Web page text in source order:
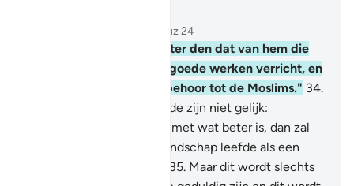
Hoofdstuk 41, Pagina 480, Juz 24
En wiens woord is beter den dat van hem die
oproept tot Allah en die goede werken verricht, en
die zegt: "Voorwaar, ik behoor tot de Moslims." 34.
En het goede en het kwade zijn niet gelijk:
beantwoord (het kwade) met wat beter is, dan zal
degene met wie je in vijandschap leefde als een
35. Maar dit wordt slechts